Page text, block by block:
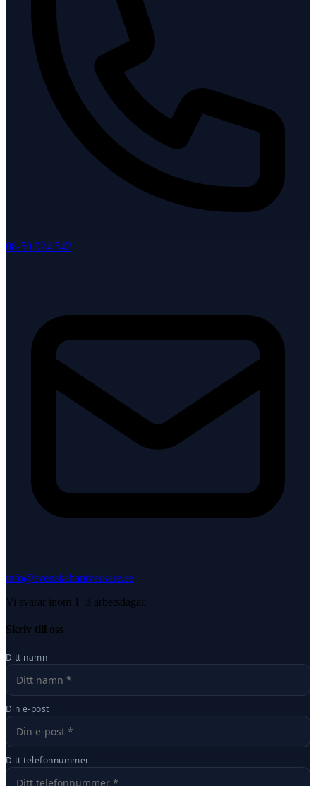
08-50 924 542
info@svenskahantverkare.se
Vi svarar inom 1–3 arbetsdagar.
Skriv till oss
Ditt namn
Din e-post
Ditt telefonnummer